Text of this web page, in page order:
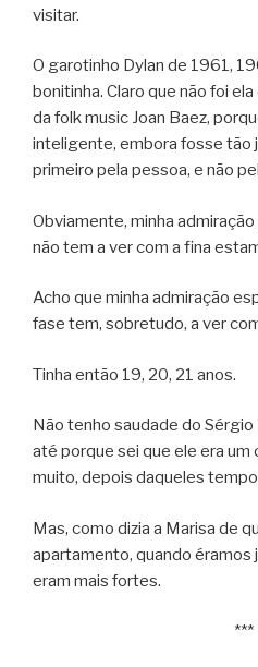
visitar.
O garotinho Dylan de 1961,
bonitinha. Claro que não foi
da folk music Joan Baez,
inteligente, embora fosse tão
primeiro pela pessoa, e não
Obviamente, minha
não tem a ver com a fina
Acho que minha admiração
fase tem, sobretudo, a ver
Tinha então 19, 20, 21 anos.
Não tenho saudade do
até porque sei que ele era
muito, depois daqueles
Mas, como dizia a Marisa de
apartamento, quando
eram mais fortes.
***